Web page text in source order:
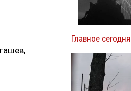
Главное сегодня